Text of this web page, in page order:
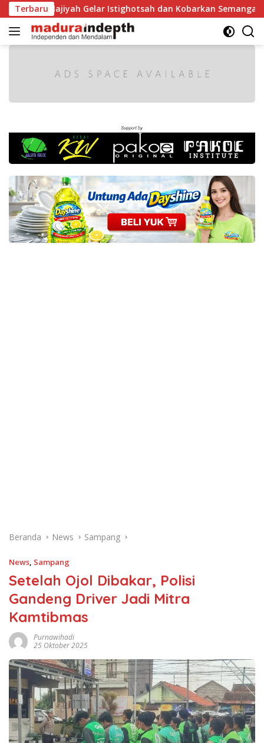
Langsung
ke
konten
TerbaruGelar Istighotsah dan Kobarkan Semangat
Beranda News Sampang
News, Sampang
Setelah Ojol Dibakar, Polisi
Gandeng Driver Jadi Mitra
Kamtibmas
Purnawihadi
25 Oktober 2025